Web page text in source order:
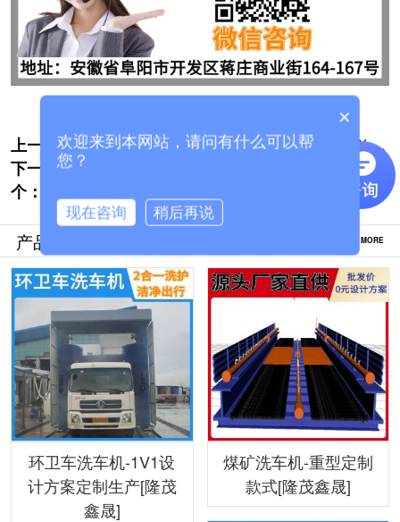
上一个: 工程用龙门洗车机-厂家购买节省差价30%
[隆茂鑫晟]
下一
个：
搅拌站龙门洗车机报价大概多少钱[隆茂鑫
产品推荐 MORE
环卫车洗车机-1V1设
计方案定制生产[隆茂
鑫晟]
煤矿洗车机-重型定制
款式[隆茂鑫晟]
×
欢迎来到本网站，请问有什么可以帮
您？
现在咨询 稍后再说